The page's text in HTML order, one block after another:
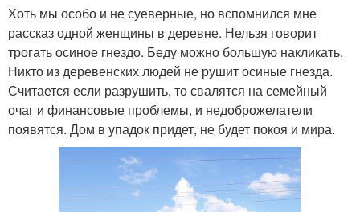
Хоть мы особо и не суеверные, но вспомнился мне
рассказ одной женщины в деревне. Нельзя говорит
трогать осиное гнездо. Беду можно большую накликать.
Никто из деревенских людей не рушит осиные гнезда.
Считается если разрушить, то свалятся на семейный
очаг и финансовые проблемы, и недоброжелатели
появятся. Дом в упадок придет, не будет покоя и мира.